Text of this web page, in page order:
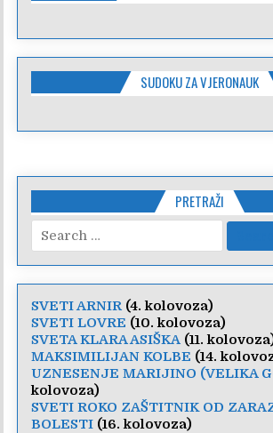
SUDOKU ZA VJERONAUK
PRETRAŽI
Search
for:
SVETI ARNIR(4. kolovoza)
SVETI LOVRE (10. kolovoza)
SVETA KLARA ASIŠKA (11.
MAKSIMILIJAN KOLBE (14.
UZNESENJE MARIJINO (VELIKA
kolovoza)
SVETI ROKO ZAŠTITNIK OD
BOLESTI (16. kolovoza)